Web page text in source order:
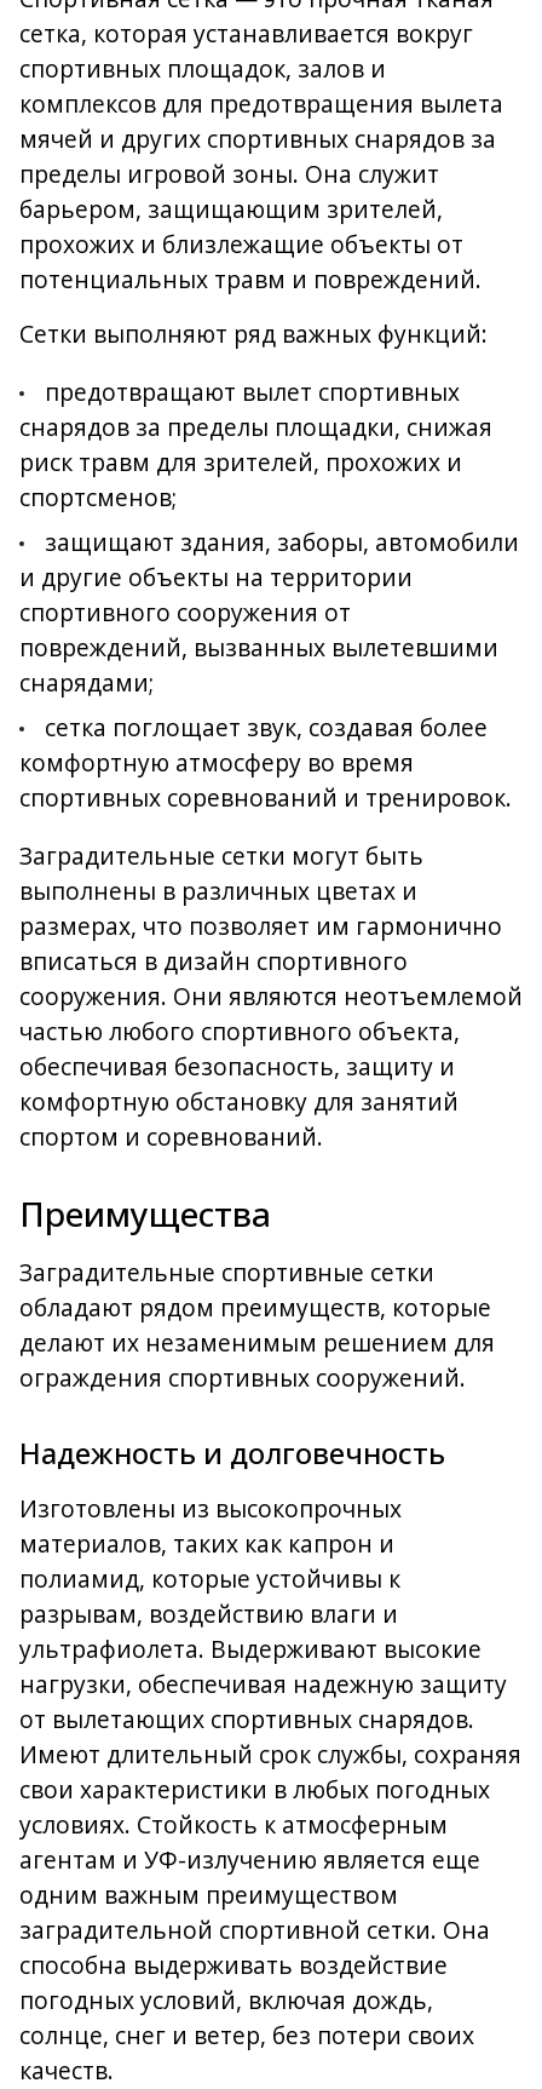
сетка, которая устанавливается вокруг
спортивных площадок, залов и
комплексов для предотвращения вылета
мячей и других спортивных снарядов за
пределы игровой зоны. Она служит
барьером, защищающим зрителей,
прохожих и близлежащие объекты от
потенциальных травм и повреждений.
Сетки выполняют ряд важных функций:
предотвращают вылет спортивных
снарядов за пределы площадки, снижая
риск травм для зрителей, прохожих и
спортсменов;
защищают здания, заборы, автомобили
и другие объекты на территории
спортивного сооружения от
повреждений, вызванных вылетевшими
снарядами;
сетка поглощает звук, создавая более
комфортную атмосферу во время
спортивных соревнований и тренировок.
Заградительные сетки могут быть
выполнены в различных цветах и
размерах, что позволяет им гармонично
вписаться в дизайн спортивного
сооружения. Они являются неотъемлемой
частью любого спортивного объекта,
обеспечивая безопасность, защиту и
комфортную обстановку для занятий
спортом и соревнований.
Преимущества
Заградительные спортивные сетки
обладают рядом преимуществ, которые
делают их незаменимым решением для
ограждения спортивных сооружений.
Надежность и долговечность
Изготовлены из высокопрочных
материалов, таких как капрон и
полиамид, которые устойчивы к
разрывам, воздействию влаги и
ультрафиолета. Выдерживают высокие
нагрузки, обеспечивая надежную защиту
от вылетающих спортивных снарядов.
Имеют длительный срок службы, сохраняя
свои характеристики в любых погодных
условиях. Стойкость к атмосферным
агентам и УФ-излучению является еще
одним важным преимуществом
заградительной спортивной сетки. Она
способна выдерживать воздействие
погодных условий, включая дождь,
солнце, снег и ветер, без потери своих
качеств.